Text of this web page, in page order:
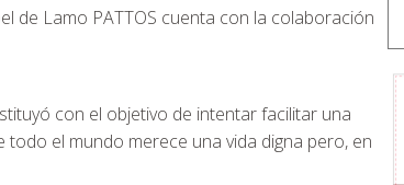
de Lamo PATTOS cuenta con la colaboración
con el objetivo de intentar facilitar una
todo el mundo merece una vida digna pero, en